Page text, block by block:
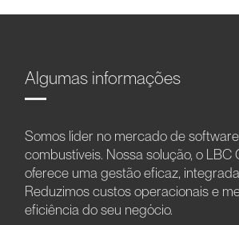
Algumas informações
Somos líder no mercado de
combustíveis. Nossa solução, o LBC
oferece uma gestão eficaz,
Reduzimos custos operacionais e
eficiência do seu negócio.